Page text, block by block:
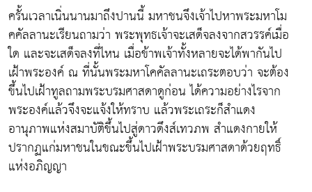
ครั้นเวลาเนิ่นนานมาถึงปานนี้ มหาชนจึงเจ้าไปหาพระมหาโม
คคัลลานะเรียนถามว่า พระพุทธเจ้าจะเสด็จลงจากสวรรค์เมื่อ
ใด และจะเสด็จลงที่ไหน เมื่อข้าพเจ้าทั้งหลายจะได้พากันไป
เฝ้าพระองค์ ณ ที่นั้นพระมหาโคคัลลานะเถระตอบว่า จะต้อง
ขึ้นไปเฝ้าทูลถามพระบรมศาสดาดูก่อน ได้ความอย่างไรจาก
พระองค์แล้วจึงจะแจ้งให้ทราบ แล้วพระเถระก็สำแดง
อานุภาพแห่งสมาบัติขึ้นไปสู่ดาวดึงส์เทวภพ สำแดงกายให้
ปรากฏแก่มหาชนในขณะขึ้นไปเฝ้าพระบรมศาสดาด้วยฤทธิ์
แห่งอภิญญา